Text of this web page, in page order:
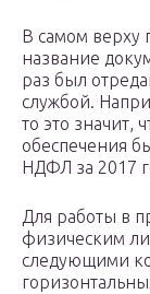
В самом верху
название
раз был
службой.
то это значит,
обеспечения
НДФЛ за 2017
Для работы в
физическим
следующими